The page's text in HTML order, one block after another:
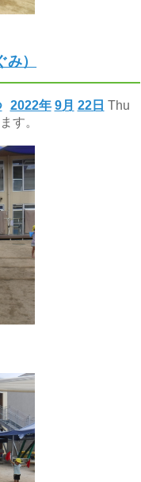
）
2022年 9月 22日 Thu
す。